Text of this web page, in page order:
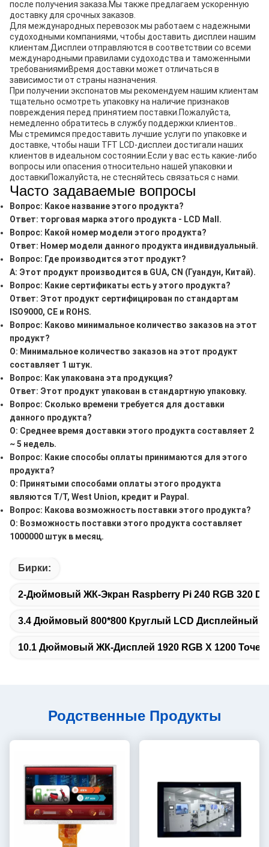
после получения заказа.Мы также предлагаем ускоренную
доставку для срочных заказов.
Для международных перевозок мы работаем с надежными
судоходными компаниями, чтобы доставить дисплеи нашим
клиентам.Дисплеи отправляются в соответствии со всеми
международными правилами судоходства и таможенными
требованиямиВремя доставки может отличаться в
зависимости от страны назначения.
При получении экспонатов мы рекомендуем нашим клиентам
тщательно осмотреть упаковку на наличие признаков
повреждения перед принятием поставки.Пожалуйста,
немедленно обратитесь в службу поддержки клиентов..
Мы стремимся предоставить лучшие услуги по упаковке и
доставке, чтобы наши TFT LCD-дисплеи достигали наших
клиентов в идеальном состоянии.Если у вас есть какие-либо
вопросы или опасения относительно нашей упаковки и
доставкиПожалуйста, не стесняйтесь связаться с нами.
Часто задаваемые вопросы
Вопрос: Какое название этого продукта?
Ответ: торговая марка этого продукта - LCD Mall.
Вопрос: Какой номер модели этого продукта?
Ответ: Номер модели данного продукта индивидуальный.
Вопрос: Где производится этот продукт?
A: Этот продукт производится в GUA, CN (Гуандун, Китай).
Вопрос: Какие сертификаты есть у этого продукта?
Ответ: Этот продукт сертифицирован по стандартам
ISO9000, CE и ROHS.
Вопрос: Каково минимальное количество заказов на этот
продукт?
О: Минимальное количество заказов на этот продукт
составляет 1 штук.
Вопрос: Как упакована эта продукция?
Ответ: Этот продукт упакован в стандартную упаковку.
Вопрос: Сколько времени требуется для доставки
данного продукта?
О: Среднее время доставки этого продукта составляет 2
~ 5 недель.
Вопрос: Какие способы оплаты принимаются для этого
продукта?
О: Принятыми способами оплаты этого продукта
являются T/T, West Union, кредит и Paypal.
Вопрос: Какова возможность поставки этого продукта?
О: Возможность поставки этого продукта составляет
1000000 штук в месяц.
Бирки:
2-Дюймовый ЖК-Экран Raspberry Pi 240 RGB 320
3.4 Дюймовый 800*800 Круглый LCD Дисплейный
10.1 Дюймовый ЖК-Дисплей 1920 RGB X 1200 Точек
Родственные Продукты